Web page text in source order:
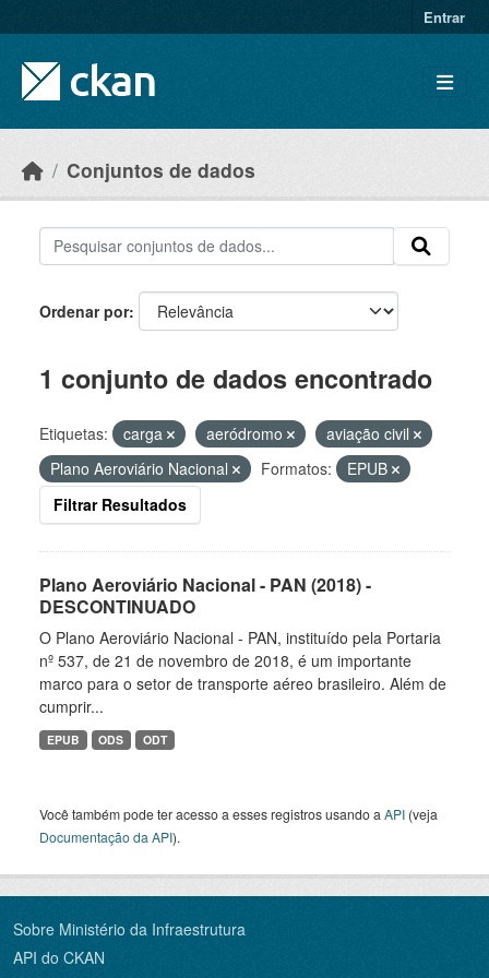
Entrar
Conjuntos de dados
Ordenar por
1 conjunto de dados encontrado
Etiquetas: carga aeródromo
aviação civil
Plano Aeroviário Nacional
Formatos:
EPUB
Filtrar Resultados
Plano Aeroviário Nacional - PAN (2018) -
DESCONTINUADO
O Plano Aeroviário Nacional - PAN, instituído pela Portaria
nº 537, de 21 de novembro de 2018, é um importante
marco para o setor de transporte aéreo brasileiro. Além de
cumprir...
EPUB ODS ODT
Você também pode ter acesso a esses registros usando a API (veja
Documentação da API).
Sobre Ministério da Infraestrutura
API do CKAN